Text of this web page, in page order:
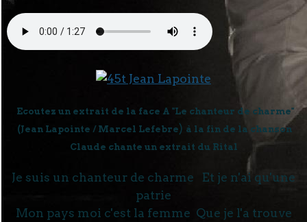
Ecoutez un extrait de la face A "Le chanteur de charme"
(Jean Lapointe / Marcel Lefebre) à la fin de la chanson
Claude chante un extrait du Rital
Je suis un chanteur de charme Et je n'ai qu'une
patrie
Mon pays moi c'est la femme Que je l'a trouve